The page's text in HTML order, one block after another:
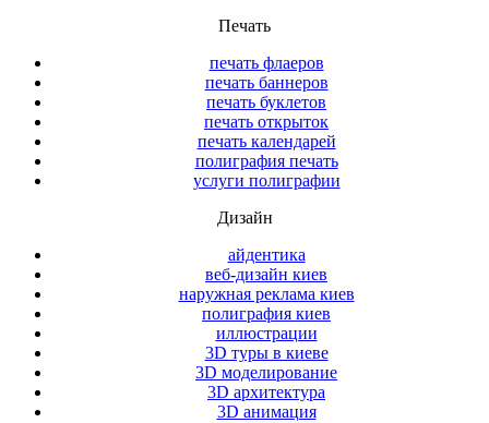
Печать
печать флаеров
печать баннеров
печать буклетов
печать открыток
печать календарей
полиграфия печать
услуги полиграфии
Дизайн
айдентика
веб-дизайн киев
наружная реклама киев
полиграфия киев
иллюстрации
3D туры в киеве
3D моделирование
3D архитектура
3D анимация